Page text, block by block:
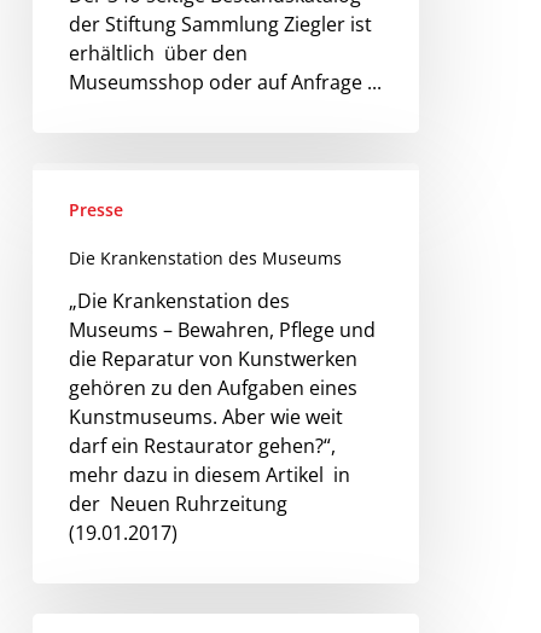
der Stiftung Sammlung Ziegler ist
erhältlich über den
Museumsshop oder auf Anfrage ...
Presse
Die Krankenstation des Museums
„Die Krankenstation des
Museums – Bewahren, Pflege und
die Reparatur von Kunstwerken
gehören zu den Aufgaben eines
Kunstmuseums. Aber wie weit
darf ein Restaurator gehen?“,
mehr dazu in diesem Artikel in
der Neuen Ruhrzeitung
(19.01.2017)